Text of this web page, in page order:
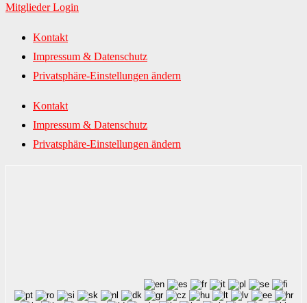
Mitglieder Login
Kontakt
Impressum & Datenschutz
Privatsphäre-Einstellungen ändern
Kontakt
Impressum & Datenschutz
Privatsphäre-Einstellungen ändern